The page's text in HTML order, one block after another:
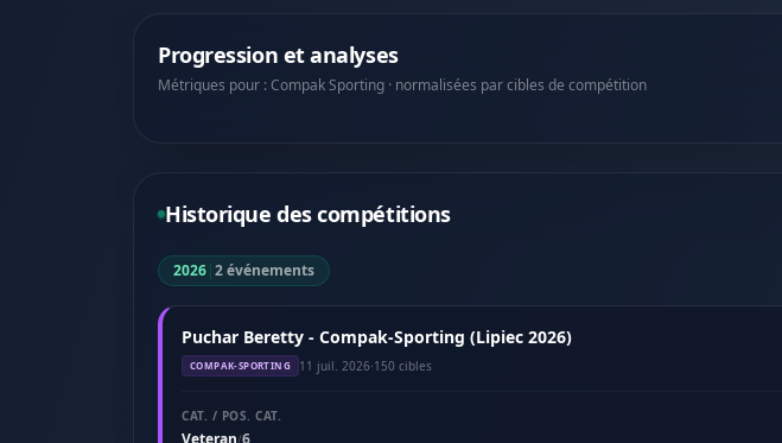
Progression et analyses
Métriques pour : Compak Sporting · normalisées par cibles de compétition
Historique des compétitions
2026|2 événements
Puchar Beretty - Compak-Sporting (Lipiec 2026)
COMPAK-SPORTING 11 juil. 2026·150 cibles
CAT. / POS. CAT.
Veteran/6